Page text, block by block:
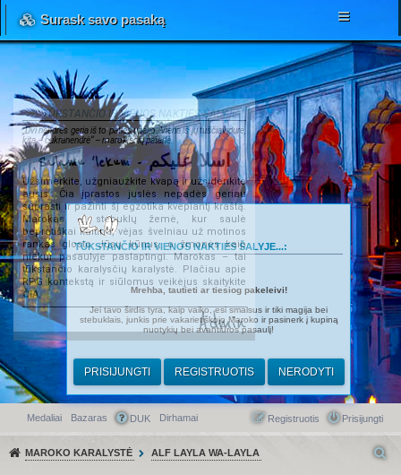
Surask savo pasaką
TŪKSTANČIO IR VIENOS NAKTIES ŠALYJE...
„Dvi nendrės geria iš to paties upelio. Viena iš jų tuščiavidurė,
kita – cukranendrė“ – marokiečių patarlė.
Salamu 'lekum - اسلا عليكم
Užsimerkite, užgniaužkite kvapą ir užsidenkite
ausis. Čia įprastos juslės nepadės geriau
suprasti ir pažinti šį egzotika kvepiantį kraštą.
Marokas – stebuklų žemė, kur saulė
beprotiškai kaitina, vėjas švelniau už motinos
rankas glosto Jūsų kūnus, o žmonės kaip
niekur pasaulyje paslaptingi. Marokas – tai
tūkstančio karalysčių karalystė. Plačiau apie
RPG kontekstą ir siūlomus veikėjus skaitykite
ČIA.
Admin
Greitasis meniu
Medaliai Bazaras DUK Dirhamai Prisijungti
Registruotis
MAROKO KARALYSTĖ ALF LAYLA WA-LAYLA
TŪKSTANČIO IR VIENOS NAKTIES ŠALYJE...:
Mrehba, tautieti ar tiesiog pakeleivi!
Jei tavo širdis tyra, kaip vaiko, esi smalsus ir tiki magija bei
stebuklais, junkis prie vakarietiškojo Maroko ir pasinerk į kupiną
nuotykių bei avantiūros pasaulį!
PRISIJUNGTI REGISTRUOTIS NERODYTI